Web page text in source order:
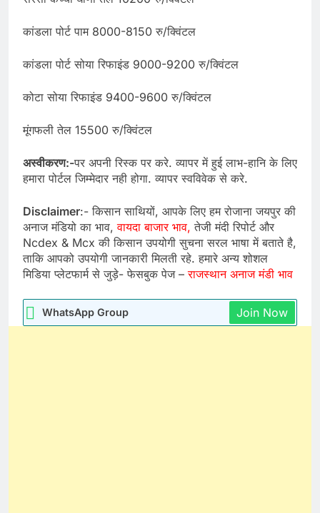
कांडला पोर्ट पाम 8000-8150 रु/क्विंटल
कांडला पोर्ट सोया रिफाइंड 9000-9200 रु/क्विंटल
कोटा सोया रिफाइंड 9400-9600 रु/क्विंटल
मूंगफली तेल 15500 रु/क्विंटल
अस्वीकरण:-पर अपनी रिस्क पर करे. व्यापर में हुई लाभ-हानि के लिए
हमारा पोर्टल जिम्मेदार नही होगा. व्यापर स्वविवेक से करे.
Disclaimer:- किसान साथियों, आपके लिए हम रोजाना जयपुर की
अनाज मंडियो का भाव, वायदा बाजार भाव, तेजी मंदी रिपोर्ट और
Ncdex & Mcx की किसान उपयोगी सुचना सरल भाषा में बताते है,
ताकि आपको उपयोगी जानकारी मिलती रहे. हमारे अन्य शोशल
मिडिया प्लेटफार्म से जुड़े- फेसबुक पेज –राजस्थान अनाज मंडी भाव
WhatsApp Group Join Now